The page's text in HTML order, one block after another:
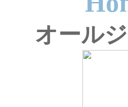
オール